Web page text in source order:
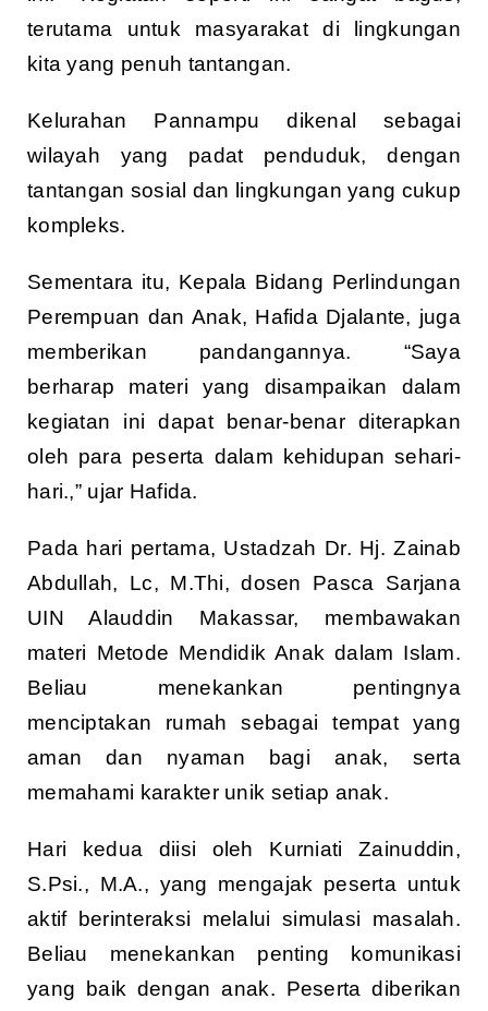
terutama untuk masyarakat di lingkungan
kita yang penuh tantangan.
Kelurahan Pannampu dikenal sebagai
wilayah yang padat penduduk, dengan
tantangan sosial dan lingkungan yang cukup
kompleks.
Sementara itu, Kepala Bidang Perlindungan
Perempuan dan Anak, Hafida Djalante, juga
memberikan pandangannya. “Saya
berharap materi yang disampaikan dalam
kegiatan ini dapat benar-benar diterapkan
oleh para peserta dalam kehidupan sehari-
hari.,” ujar Hafida.
Pada hari pertama, Ustadzah Dr. Hj. Zainab
Abdullah, Lc, M.Thi, dosen Pasca Sarjana
UIN Alauddin Makassar, membawakan
materi Metode Mendidik Anak dalam Islam.
Beliau menekankan pentingnya
menciptakan rumah sebagai tempat yang
aman dan nyaman bagi anak, serta
memahami karakter unik setiap anak.
Hari kedua diisi oleh Kurniati Zainuddin,
S.Psi., M.A., yang mengajak peserta untuk
aktif berinteraksi melalui simulasi masalah.
Beliau menekankan penting komunikasi
yang baik dengan anak. Peserta diberikan